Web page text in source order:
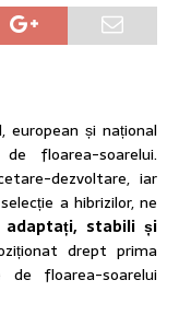
european și național
floarea-soarelui.
dezvoltare, iar
a hibrizilor, ne
adaptați, stabili și
drept prima
floarea-soarelui